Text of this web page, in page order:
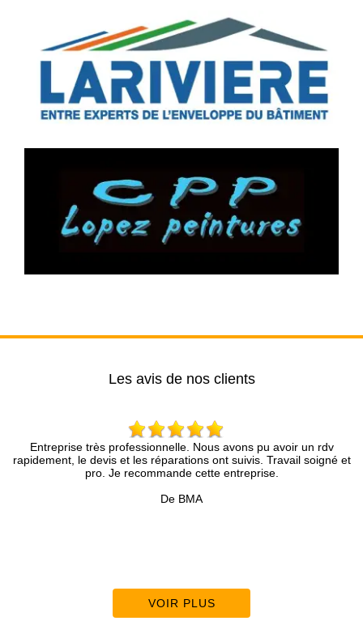
Les avis de nos clients
professionnelle. Nous avons pu avoir un rdv
et les réparations ont suivis. Travail soigné et
Je recommande cette entreprise.
Mr Brun et son
Nous sommes très
VOIR PLUS